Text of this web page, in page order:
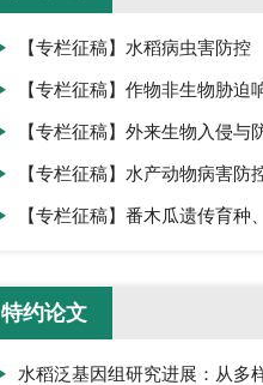
【专栏征稿】水稻病虫害防控
【专栏征稿】作物非生物胁迫
【专栏征稿】外来生物入侵与
【专栏征稿】水产动物病害防
【专栏征稿】番木瓜遗传育种
特约论文
水稻泛基因组研究进展：从多